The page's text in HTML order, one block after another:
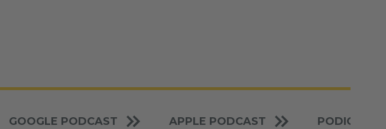
GOOGLE PODCAST APPLE PODCAST PODIGEE